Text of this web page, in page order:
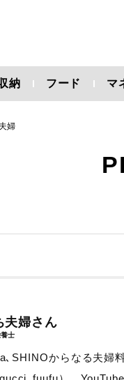
納 フード マ
婦
夫婦さん
士
､SHINOからなる夫婦